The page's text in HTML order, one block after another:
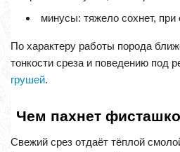
минусы: тяжело сохнет,
По характеру работы порода
тонкости среза и поведению под
грушей.
Чем пахнет
Свежий срез отдаёт тёплой